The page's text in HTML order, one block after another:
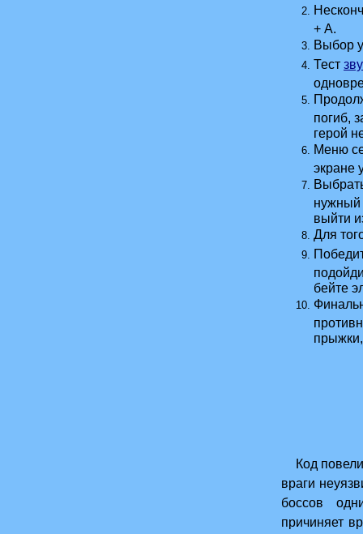
+ А.
Выбор
Тест
погиб,
герой
Меню
экране
нужный
выйти
Для
бейте
Код
враги
боссов
причиняет